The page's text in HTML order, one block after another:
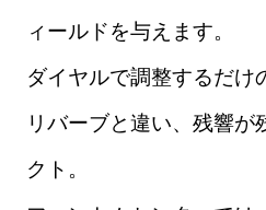
ィールドを与えます。
ダイヤルで調整するだけ
リバーブと違い、残響が
クト。